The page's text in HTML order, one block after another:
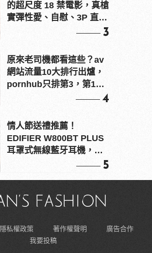
的超尺度 18 禁電影，真槍
實彈性愛、自慰、3P 直接
3
原來老司機都看這些？av
網站流量10大排行出爐，
pornhub只排第3，第1名
4
情人節送禮推薦！
EDIFIER W800BT PLUS
耳罩式無線藍牙耳機，在
5
隱私權政策 著作權聲明
廣告合作
我要投稿